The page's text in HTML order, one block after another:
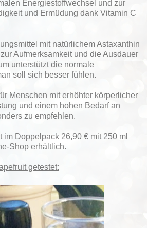
Energiestoffwechsel und zur
und Ermüdung dank Vitamin C
mit natürlichem Astaxanthin
Aufmerksamkeit und die Ausdauer
unterstützt die normale
soll sich besser fühlen.
Menschen mit erhöhter körperlicher
und einem hohen Bedarf an
zu empfehlen.
im Doppelpack 26,90 € mit 250 ml
Shop erhältlich.
getestet: